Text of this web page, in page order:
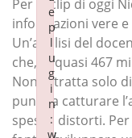
Per la clip di oggi
informazioni vere e
Un’analisi del
che, in quasi 467
Non si tratta solo
punta a catturare
spesso distorti.
e
p
l
u
g
i
n
:
w
e
p
l
u
g
i
n
:
w